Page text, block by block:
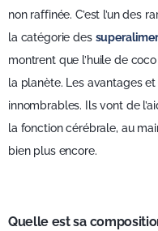
non raffinée. C’est l’un des
la catégorie des
montrent que l’huile de
la planète. Les avantages
innombrables. Ils vont de
la fonction cérébrale, au
bien plus encore.
Quelle est sa